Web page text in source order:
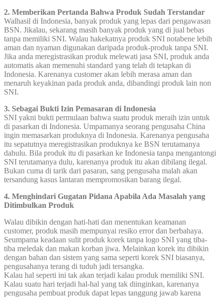
2. Memberikan Pertanda Bahwa Produk Sudah Terstandar
Walhasil di Indonesia, banyak produk yang lepas dari pengawasan
BSN. Jikalau, sekarang masih banyak produk yang di jual bebas
tanpa memiliki SNI. Walau hakekatnya produk SNI notabene lebih
aman dan nyaman digunakan daripada produk-produk tanpa SNI.
Jika anda meregistrasikan produk melewati jasa SNI, produk anda
automatis akan memenuhi standard yang telah di tetapkan di
Indonesia. Karenanya customer akan lebih merasa aman dan
menaruh keyakinan pada produk anda, dibandingi produk lain non
SNI.
3. Sebagai Bukti Izin Pemasaran di Indonesia
SNI yakni bukti permulaan bahwa suatu produk meraih izin untuk
di pasarkan di Indonesia. Umpamanya seorang pengusaha China
ingin memasarkan produknya di Indonesia. Karenanya pengusaha
itu sepatutnya meregistrasikan produknya ke BSN terutamanya
dahulu. Bila produk itu di pasarkan ke Indonesia tanpa mengantongi
SNI terutamanya dulu, karenanya produk itu akan dibilang ilegal.
Bukan cuma di tarik dari pasaran, sang pengusaha malah akan
tersandung kasus lantaran mempromosikan barang ilegal.
4. Menghindari Gugatan Pidana Apabila Ada Masalah yang
Ditimbulkan Produk
Walau dibikin dengan hati-hati dan menentukan keamanan
customer, produk masih mempunyai resiko error dan berbahaya.
Seumpama keadaan sulit produk korek tanpa logo SNI yang tiba-
tiba meledak dan makan korban jiwa. Melainkan korek itu dibikin
dengan bahan dan sistem yang sama seperti korek SNI biasanya,
pengusahanya terang di tuduh jadi tersangka.
Kalau hal seperti ini tak akan terjadi kalau produk memiliki SNI.
Kalau suatu hari terjadi hal-hal yang tak diinginkan, karenanya
pengusaha pembuat produk dapat lepas tanggung jawab karena